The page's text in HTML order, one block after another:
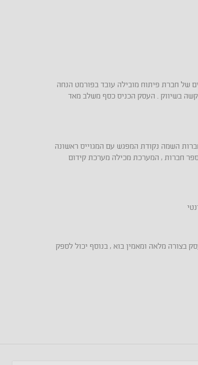
של חברת פיתוח מובילה עובד בפורמט הנחה
בשיווק . העסק הכניס כסף משלב מאד
השמה נקודת המפגש עם המגוייס ראשונה
חברות , המערכת מכילה מערכת קידום
בצורה מלאה ומאמין בוא , בנוסף יכול לספק